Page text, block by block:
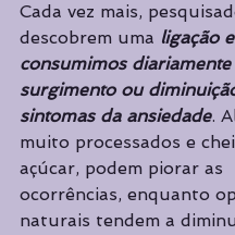
Cada vez mais,
descobrem uma ligação
consumimos
surgimento ou
sintomas da ansiedade.
muito processados e
açúcar, podem piorar as
ocorrências, enquanto
naturais tendem a